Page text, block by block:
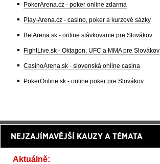
PokerArena.cz - poker online zdarma
Play-Arena.cz - casino, poker a kurzové sázky
BetArena.sk - online stávkovanie pre Slovákov
FightLive.sk - Oktagon, UFC a MMA pre Slovákov
CasinoArena.sk - slovenská online casina
PokerOnline.sk - online poker pre Slovákov
NEJZAJÍMAVĚJŠÍ KAUZY A TÉMATA
Aktuálně: